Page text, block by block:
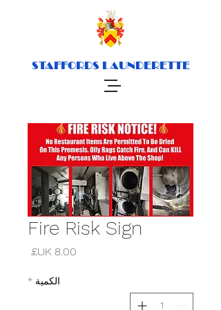
STAFFORDS LAUNDERETTE
Fire Risk Sign
السعر
الكمية *